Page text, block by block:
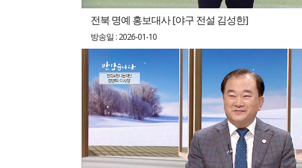
전북 명예 홍보대사 [야구 전설 김성한]
방송일 : 2026-01-10